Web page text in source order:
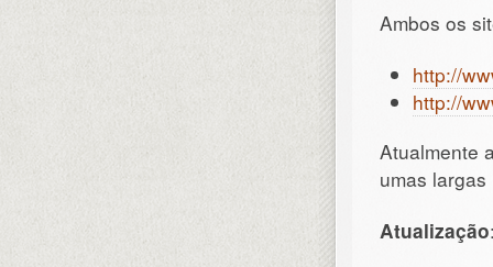
Ambos os
http://
http://
Atualmente
umas
Atualização